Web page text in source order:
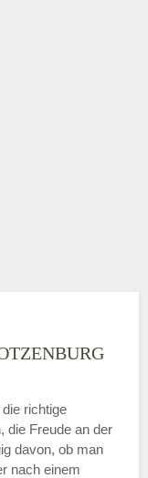
U
richtige
die Freude an der
davon, ob man
nach einem